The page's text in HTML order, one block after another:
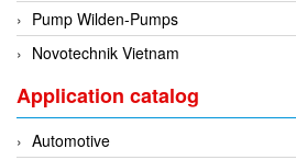
Fisher
FISO Vietnam
FLENDER
Flexaust
Pump Wilden-Pumps
Novotechnik Vietnam
Application catalog
Automotive